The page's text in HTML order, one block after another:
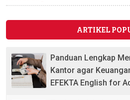
ARTIKEL
Panduan Lengkap
Kantor agar
EFEKTA English for